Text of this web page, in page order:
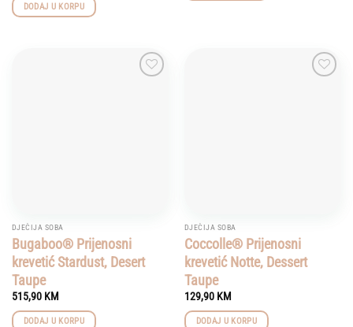
DODAJ U KORPU
DJEČIJA SOBA
Bugaboo® Prijenosni
krevetić Stardust, Desert
Taupe
515,90 KM
DODAJ U KORPU
DJEČIJA SOBA
Coccolle® Prijenosni
krevetić Notte, Dessert
Taupe
129,90 KM
DODAJ U KORPU